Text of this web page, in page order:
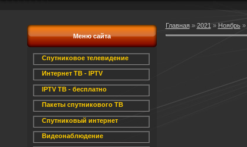
Меню сайта
Спутниковое телевидение
Интернет ТВ - IPTV
IPTV ТВ - бесплатно
Пакеты спутникового ТВ
Спутниковый интернет
Видеонаблюдение
Главная» 2021 » Ноябрь »